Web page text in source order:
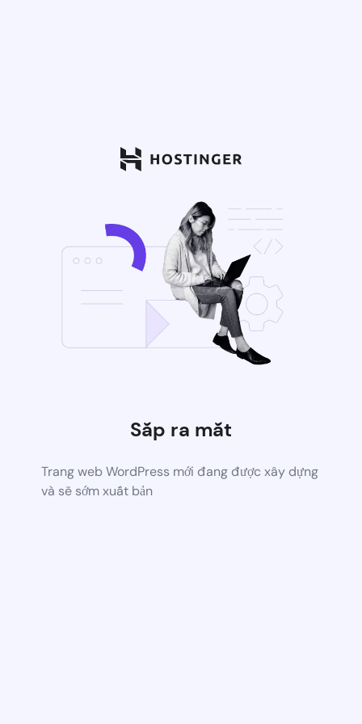
Sắp ra mắt
Trang web WordPress mới đang được xây dựng
và sẽ sớm xuất bản